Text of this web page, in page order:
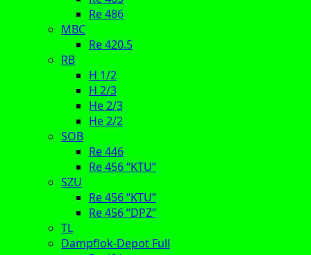
Re 486
MBC
Re 420.5
RB
H 1/2
H 2/3
He 2/3
He 2/2
SOB
Re 446
Re 456 “KTU”
SZU
Re 456 “KTU”
Re 456 “DPZ”
TL
Dampflok-Depot Full